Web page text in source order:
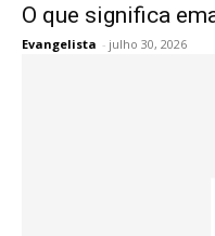
O que significa
Evangelista - julho 30, 2026